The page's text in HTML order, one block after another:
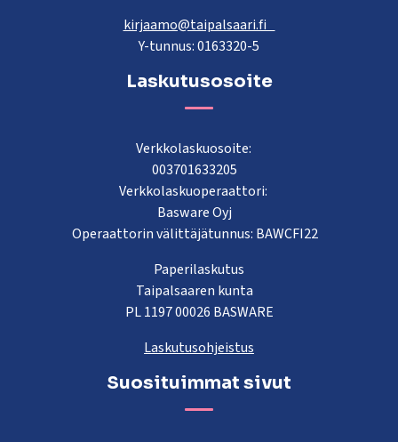
kirjaamo@taipalsaari.fi
Y-tunnus: 0163320-5
Laskutusosoite
Verkkolaskuosoite:
003701633205
Verkkolaskuoperaattori:
Basware Oyj
Operaattorin välittäjätunnus: BAWCFI22
Paperilaskutus
Taipalsaaren kunta
PL 1197 00026 BASWARE
Laskutusohjeistus
Suosituimmat sivut